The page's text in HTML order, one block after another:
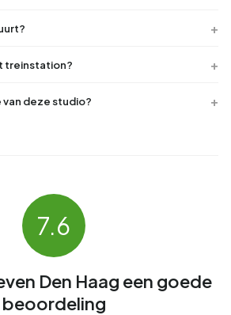
treinstation?
deze studio?
7.6
Den Haag een goede
beoordeling